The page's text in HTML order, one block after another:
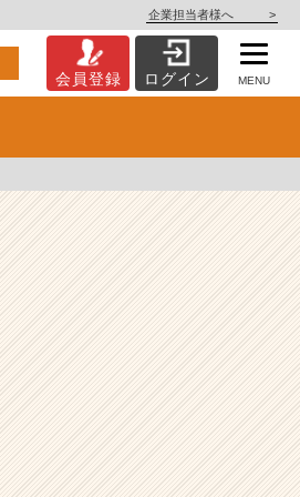
企業担当者様へ >
会員登録 ログイン MENU